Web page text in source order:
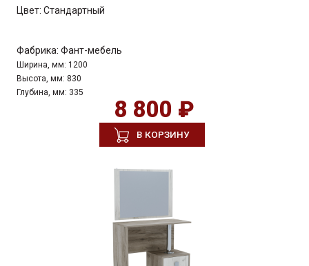
Цвет: Стандартный
Фабрика: Фант-мебель
Ширина, мм: 1200
Высота, мм: 830
Глубина, мм: 335
8 800 ₽
В КОРЗИНУ